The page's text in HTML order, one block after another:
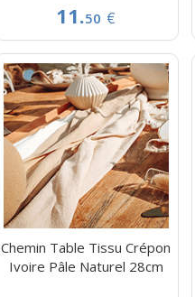
11.50 €
Chemin Table Tissu Crépon
Ivoire Pâle Naturel 28cm